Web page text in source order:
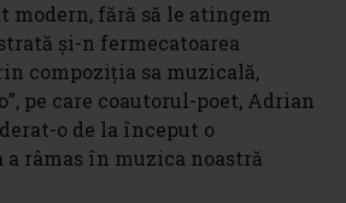
modern, fără să le atingem
și-n fermecatoarea
compoziția sa muzicală,
pe care coautorul-poet, Adrian
o de la început o
a râmas în muzica noastră